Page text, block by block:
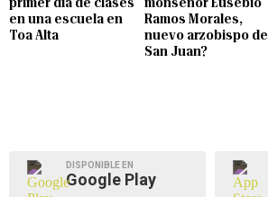
en una escuela en
Toa Alta
Ramos Morales,
nuevo arzobispo de
San Juan?
DISPONIBLE EN
Google Play